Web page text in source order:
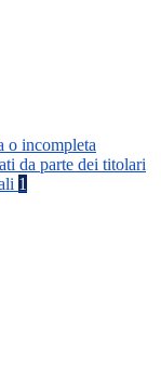
o incompleta
da parte dei titolari
1